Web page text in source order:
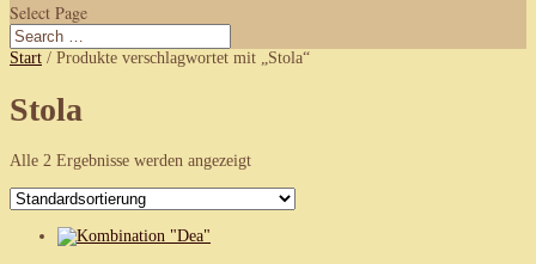
Select Page
Start / Produkte verschlagwortet mit „Stola“
Stola
Alle 2 Ergebnisse werden angezeigt